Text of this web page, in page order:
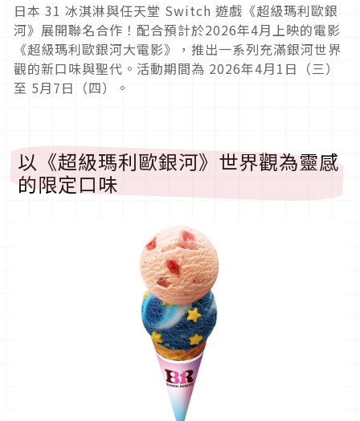
日本 31 冰淇淋與任天堂 Switch 遊戲《超級瑪利歐銀
河》展開聯名合作！配合預計於2026年4月上映的電影
《超級瑪利歐銀河大電影》，推出一系列充滿銀河世界
觀的新口味與聖代。活動期間為 2026年4月1日（三）
至 5月7日（四）。
以《超級瑪利歐銀河》世界觀為靈感
的限定口味